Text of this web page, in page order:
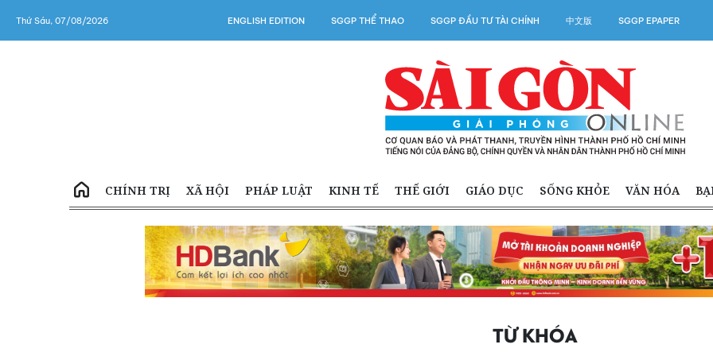
Thứ Sáu, 07/08/2026 ENGLISH EDITION SGGP THỂ THAO SGGP ĐẦU TƯ TÀI CHÍNH 中文版 SGGP EPAPER
CHÍNH TRỊ XÃ HỘI PHÁP LUẬT KINH TẾ THẾ GIỚI GIÁO DỤC SỐNG KHỎE VĂN HÓA
TỪ KHÓA